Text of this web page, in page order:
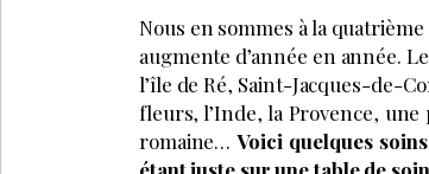
Nous en sommes à la
augmente d’année en année.
l’île de Ré, Saint-Jacques-de-
fleurs, l’Inde, la Provence, une
romaine…Voici quelques